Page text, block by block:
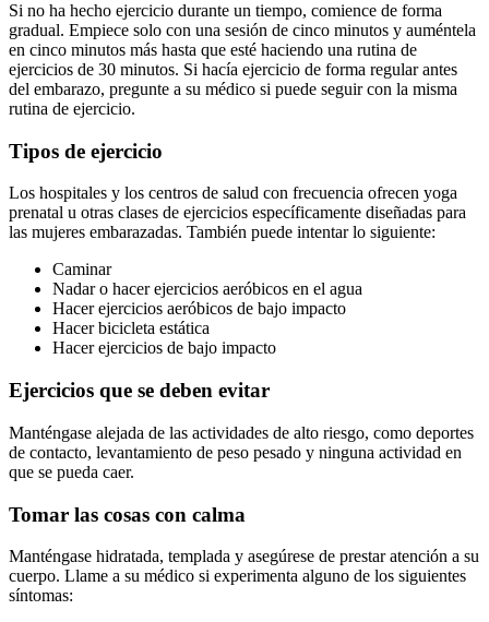
Si no ha hecho ejercicio durante un tiempo, comience de forma
gradual. Empiece solo con una sesión de cinco minutos y auméntela
en cinco minutos más hasta que esté haciendo una rutina de
ejercicios de 30 minutos. Si hacía ejercicio de forma regular antes
del embarazo, pregunte a su médico si puede seguir con la misma
rutina de ejercicio.
Tipos de ejercicio
Los hospitales y los centros de salud con frecuencia ofrecen yoga
prenatal u otras clases de ejercicios específicamente diseñadas para
las mujeres embarazadas. También puede intentar lo siguiente:
Caminar
Nadar o hacer ejercicios aeróbicos en el agua
Hacer ejercicios aeróbicos de bajo impacto
Hacer bicicleta estática
Hacer ejercicios de bajo impacto
Ejercicios que se deben evitar
Manténgase alejada de las actividades de alto riesgo, como deportes
de contacto, levantamiento de peso pesado y ninguna actividad en
que se pueda caer.
Tomar las cosas con calma
Manténgase hidratada, templada y asegúrese de prestar atención a su
cuerpo. Llame a su médico si experimenta alguno de los siguientes
síntomas: